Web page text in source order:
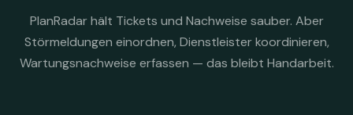
PlanRadar hält Tickets und Nachweise sauber. Aber
Störmeldungen einordnen, Dienstleister koordinieren,
Wartungsnachweise erfassen — das bleibt Handarbeit.